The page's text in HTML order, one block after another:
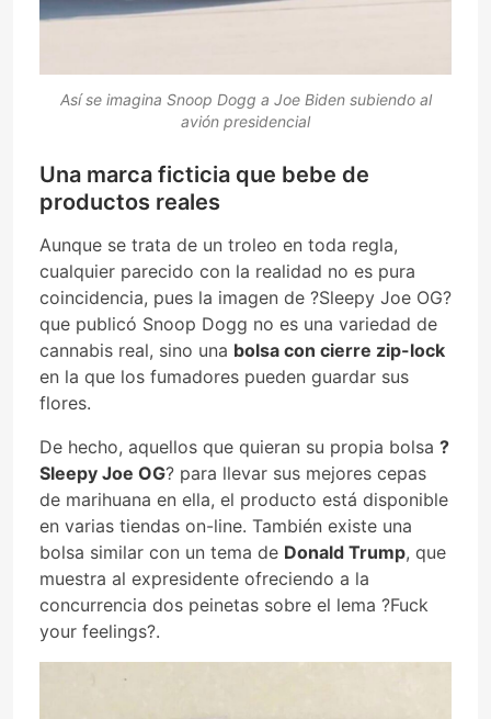
Así se imagina Snoop Dogg a Joe Biden subiendo al
avión presidencial
Una marca ficticia que bebe de
productos reales
Aunque se trata de un troleo en toda regla,
cualquier parecido con la realidad no es pura
coincidencia, pues la imagen de ?Sleepy Joe OG?
que publicó Snoop Dogg no es una variedad de
cannabis real, sino una bolsa con cierre zip-lock
en la que los fumadores pueden guardar sus
flores.
De hecho, aquellos que quieran su propia bolsa ?
Sleepy Joe OG? para llevar sus mejores cepas
de marihuana en ella, el producto está disponible
en varias tiendas on-line. También existe una
bolsa similar con un tema de Donald Trump, que
muestra al expresidente ofreciendo a la
concurrencia dos peinetas sobre el lema ?Fuck
your feelings?.